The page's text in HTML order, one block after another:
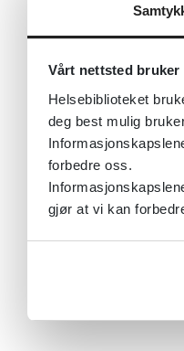
Vårt nettsted
Helsebiblioteket
deg best mulig
forbedre oss.
gjør at vi kan